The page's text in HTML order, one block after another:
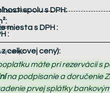
spolu s DPH:
bez DPH:
miesta s DPH:
:
z celkovej ceny):
ceny):
máte pri rezervácii s
na podpísanie a doručenie
prvej splátky